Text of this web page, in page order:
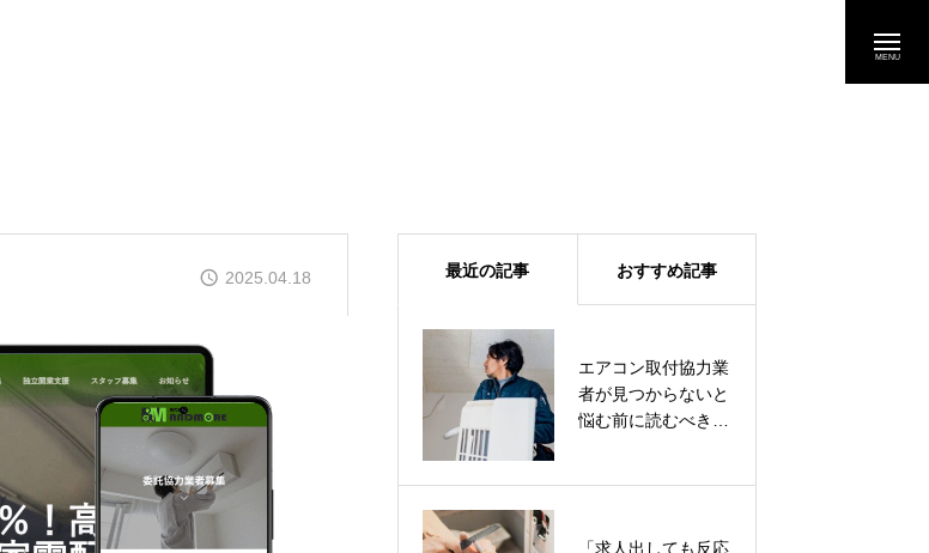
2025.04.18 最近の記事 おすすめ記事
エアコン取付協力業
者が見つからないと
悩む前に読むべきチ
「求人出しても反応
エアコン取付協力業
者が見つからないと
悩む前に読むべきチ